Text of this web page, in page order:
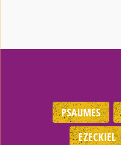
PSAUMES
EZECKIEL